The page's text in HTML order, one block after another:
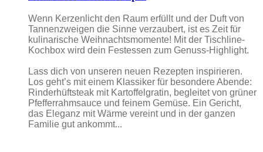
Wenn Kerzenlicht den Raum erfüllt und der Duft von
Tannenzweigen die Sinne verzaubert, ist es Zeit für
kulinarische Weihnachtsmomente! Mit der Tischline-
Kochbox wird dein Festessen zum Genuss-Highlight.
Lass dich von unseren neuen Rezepten inspirieren.
Los geht’s mit einem Klassiker für besondere Abende:
Rinderhüftsteak mit Kartoffelgratin, begleitet von grüner
Pfefferrahmsauce und feinem Gemüse. Ein Gericht,
das Eleganz mit Wärme vereint und in der ganzen
Familie gut ankommt...